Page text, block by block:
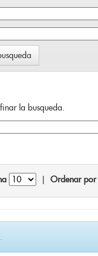
la busqueda.
Ordenar por